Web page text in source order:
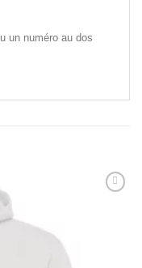
un numéro au dos